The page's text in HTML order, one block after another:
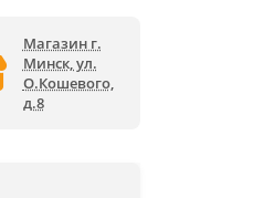
Магазин г.
Минск, ул.
О.Кошевого,
д.8